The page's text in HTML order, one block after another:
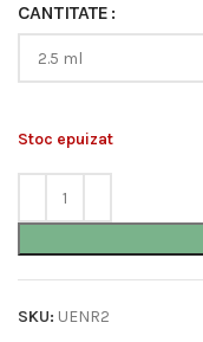
CANTITATE
Stoc epuizat
SKU: UENR2